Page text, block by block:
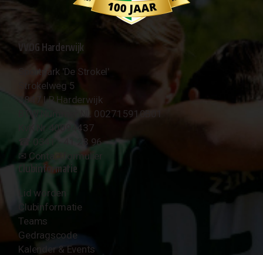
VVOG Harderwijk
Sportpark 'De Strokel'
Strokelweg 5
3847 LR Harderwijk
BTW Nummer NL 002715910B01
KvK Nr 40094437
☎︎ 0341 - 41 28 96
✉︎ Contactformulier
Clubinformatie
Lid worden
Clubinformatie
Teams
Gedragscode
Kalender & Events